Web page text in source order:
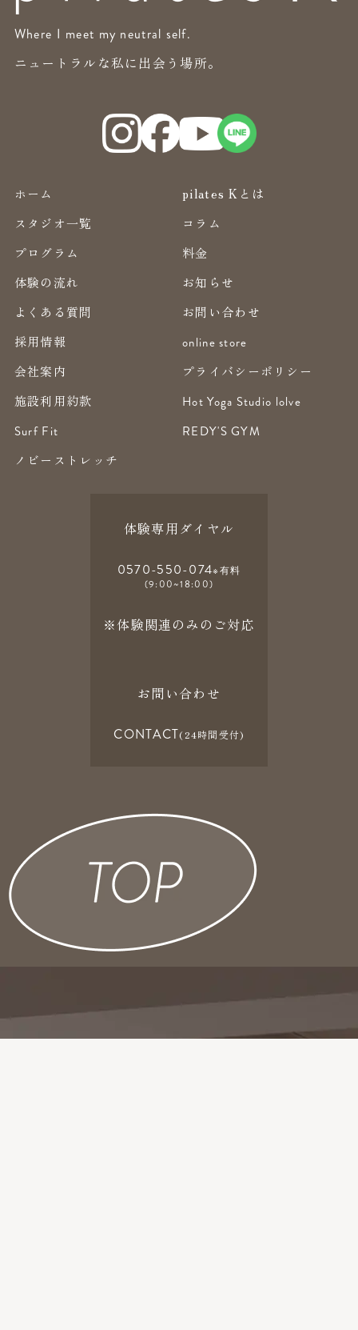
Where I meet my neutral self.
ニュートラルな私に出会う場所。
ホーム
pilates Kとは
スタジオ一覧
コラム
プログラム
料金
体験の流れ
お知らせ
よくある質問
お問い合わせ
採用情報
online store
会社案内
プライバシーポリシー
施設利用約款
Hot Yoga Studio lolve
Surf Fit
REDY'S GYM
ノビーストレッチ
体験専用ダイヤル
0570-550-074※有料
(9:00~18:00)
※体験関連のみのご対応
お問い合わせ
CONTACT(24時間受付)